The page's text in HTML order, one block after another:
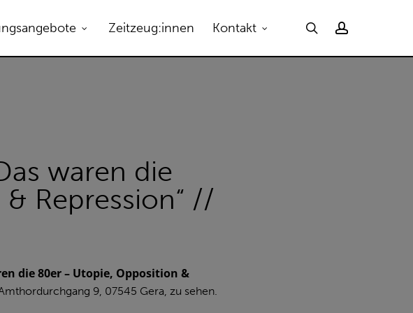
Zeitzeug:innen Kontakt searchaccount
waren die
Repression“ //
die 80er – Utopie, Opposition &
9, 07545 Gera, zu sehen.